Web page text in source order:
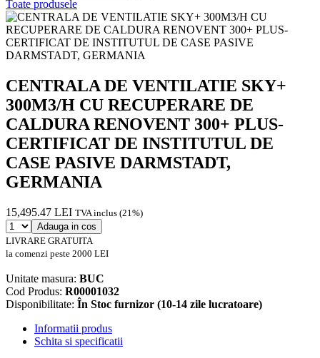
Toate produsele
CENTRALA DE VENTILATIE SKY+
300M3/H CU RECUPERARE DE
CALDURA RENOVENT 300+ PLUS-
CERTIFICAT DE INSTITUTUL DE
CASE PASIVE DARMSTADT,
GERMANIA
15,495.47 LEI TVA inclus (21%)
Adauga in cos
LIVRARE GRATUITA
la comenzi peste 2000 LEI
Unitate masura: BUC
Cod Produs: R00001032
Disponibilitate: În Stoc furnizor (10-14 zile lucratoare)
Informatii produs
Schita si specificatii